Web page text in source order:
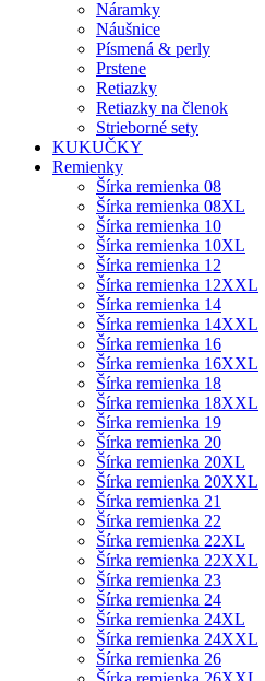
Náramky
Náušnice
Písmená & perly
Prstene
Retiazky
Retiazky na členok
Strieborné sety
KUKUČKY
Remienky
Šírka remienka 08
Šírka remienka 08XL
Šírka remienka 10
Šírka remienka 10XL
Šírka remienka 12
Šírka remienka 12XXL
Šírka remienka 14
Šírka remienka 14XXL
Šírka remienka 16
Šírka remienka 16XXL
Šírka remienka 18
Šírka remienka 18XXL
Šírka remienka 19
Šírka remienka 20
Šírka remienka 20XL
Šírka remienka 20XXL
Šírka remienka 21
Šírka remienka 22
Šírka remienka 22XL
Šírka remienka 22XXL
Šírka remienka 23
Šírka remienka 24
Šírka remienka 24XL
Šírka remienka 24XXL
Šírka remienka 26